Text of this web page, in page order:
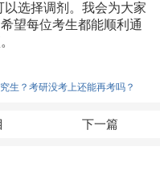
选择调剂。我会为大家
望每位考生都能顺利通
生？考研没考上还能再考吗？
下一篇